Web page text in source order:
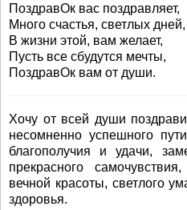
ПоздравОк вас поздравляет,
Много счастья, светлых дней,
В жизни этой, вам желает,
Пусть все сбудутся мечты,
ПоздравОк вам от души.
Хочу от всей души
несомненно успешного
благополучия и удачи,
прекрасного
вечной красоты, светлого
здоровья.